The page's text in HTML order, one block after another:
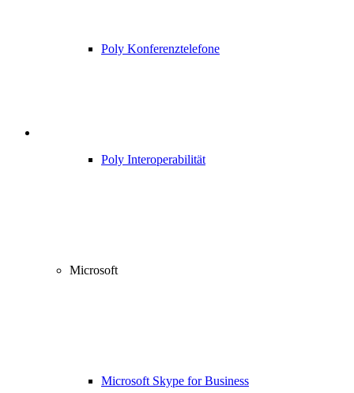
Poly Konferenztelefone
Poly Interoperabilität
Microsoft
Microsoft Skype for Business